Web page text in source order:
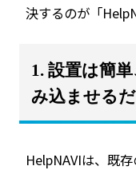
決するのが「
1. 設置は簡
み込ませる
HelpNAVIは、既